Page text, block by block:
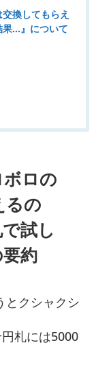
換してもらえ
果…』について
ボロの
るの
試し
約
とクシャクシ
札には5000